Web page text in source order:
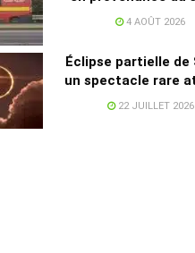
renverse sur4 AOÛT 2026
Éclipse partielle de
un spectacle rare
en Tunisie le 12
22 JUILLET 2026